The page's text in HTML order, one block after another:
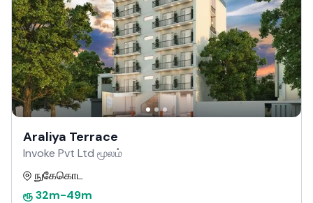
Araliya Terrace
Invoke Pvt Ltd மூலம்
நுகேகொட
ரூ32m-49m